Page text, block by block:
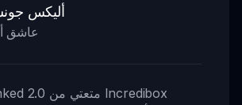
أليكس
عاشق